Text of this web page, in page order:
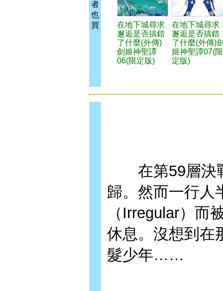
者
也
買
在地下城尋求
邂逅是否搞錯
了什麼(外傳)
劍姬神聖譚
06(限定版)
在地下城尋求
邂逅是否搞錯
了什麼(外傳)
姬神聖譚07(限
定版)
在第59層決戰
歸。然而一行人
（Irregular）而
休息。沒想到在
髮少年……